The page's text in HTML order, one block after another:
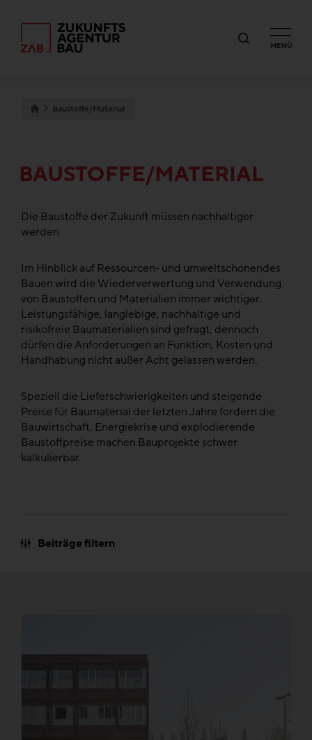
MENÜ
Baustoffe/Material
BAUSTOFFE/MATERIAL
Die Baustoffe der Zukunft müssen nachhaltiger
werden
Im Hinblick auf Ressourcen- und umweltschonendes
Bauen wird die Wiederverwertung und Verwendung
von Baustoffen und Materialien immer wichtiger.
Leistungsfähige, langlebige, nachhaltige und
risikofreie Baumaterialien sind gefragt, dennoch
dürfen die Anforderungen an Funktion, Kosten und
Handhabung nicht außer Acht gelassen werden.
Speziell die Lieferschwierigkeiten und steigende
Preise für Baumaterial der letzten Jahre fordern die
Bauwirtschaft, Energiekrise und explodierende
Baustoffpreise machen Bauprojekte schwer
kalkulierbar.
Beiträge filtern